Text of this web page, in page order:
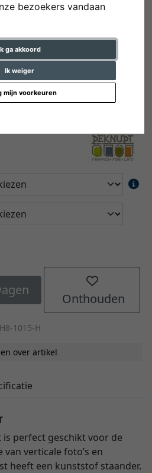
bezoekers vandaan
ga akkoord
Ik weiger
mijn voorkeuren
Onthouden
1015-H
over artikel
perfect geschikt voor de
verticale foto’s en
heeft een kunststof staander.